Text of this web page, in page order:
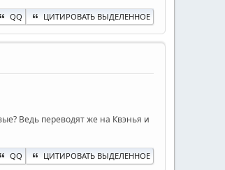
QQ ЦИТИРОВАТЬ ВЫДЕЛЕННОЕ
Ведь переводят же на Квэнья и
QQ ЦИТИРОВАТЬ ВЫДЕЛЕННОЕ